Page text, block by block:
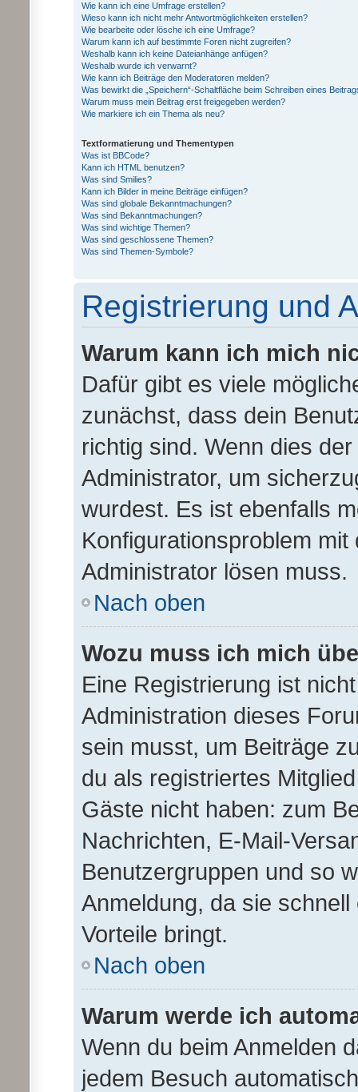
Wie kann ich eine Umfrage erstellen?
Wieso kann ich nicht mehr Antwortmöglichkeiten erstellen?
Wie bearbeite oder lösche ich eine Umfrage?
Warum kann ich auf bestimmte Foren nicht zugreifen?
Weshalb kann ich keine Dateianhänge anfügen?
Weshalb wurde ich verwarnt?
Wie kann ich Beiträge den Moderatoren melden?
Was bewirkt die „Speichern“-Schaltfläche beim Schreiben eines
Warum muss mein Beitrag erst freigegeben werden?
Wie markiere ich ein Thema als neu?
Textformatierung und Thementypen
Was ist BBCode?
Kann ich HTML benutzen?
Was sind Smilies?
Kann ich Bilder in meine Beiträge einfügen?
Was sind globale Bekanntmachungen?
Was sind Bekanntmachungen?
Was sind wichtige Themen?
Was sind geschlossene Themen?
Was sind Themen-Symbole?
Registrierung und
Warum kann ich mich
Dafür gibt es viele
zunächst, dass dein
richtig sind. Wenn dies
Administrator, um
wurdest. Es ist ebenfalls
Konfigurationsproblem
Administrator lösen muss.
Nach oben
Wozu muss ich mich
Eine Registrierung ist
Administration dieses
sein musst, um Beiträge
du als registriertes
Gäste nicht haben: zum
Nachrichten, E-Mail-
Benutzergruppen und so
Anmeldung, da sie
Vorteile bringt.
Nach oben
Warum werde ich
Wenn du beim Anmelden
jedem Besuch